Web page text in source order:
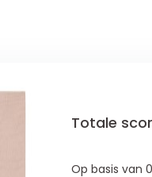
Totale
Op basis van